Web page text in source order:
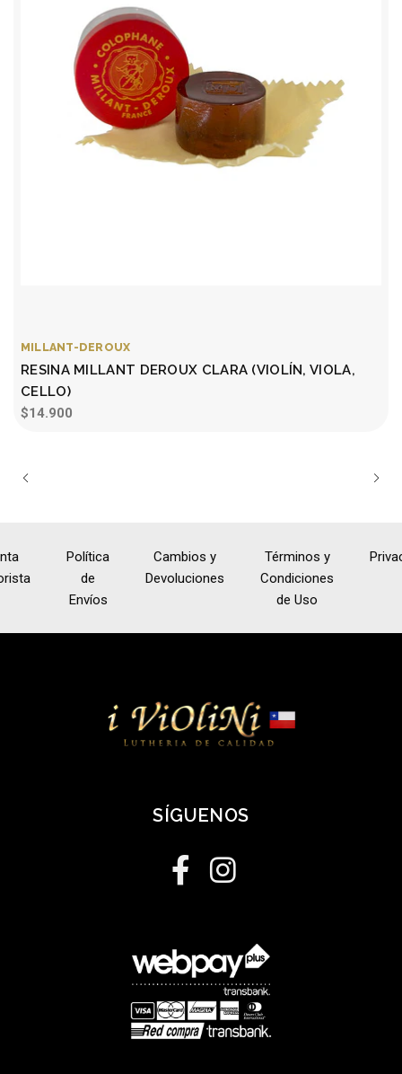
MILLANT-DEROUX
RESINA MILLANT DEROUX CLARA (VIOLÍN, VIOLA,
CELLO)
$14.900
Política
de
Envíos
Cambios y
Devoluciones
Términos y
Condiciones
de Uso
SÍGUENOS